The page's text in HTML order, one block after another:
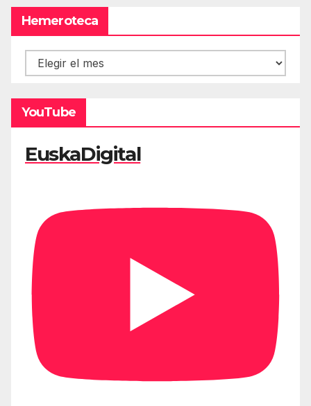
Hemeroteca
Hemeroteca
YouTube
EuskaDigital